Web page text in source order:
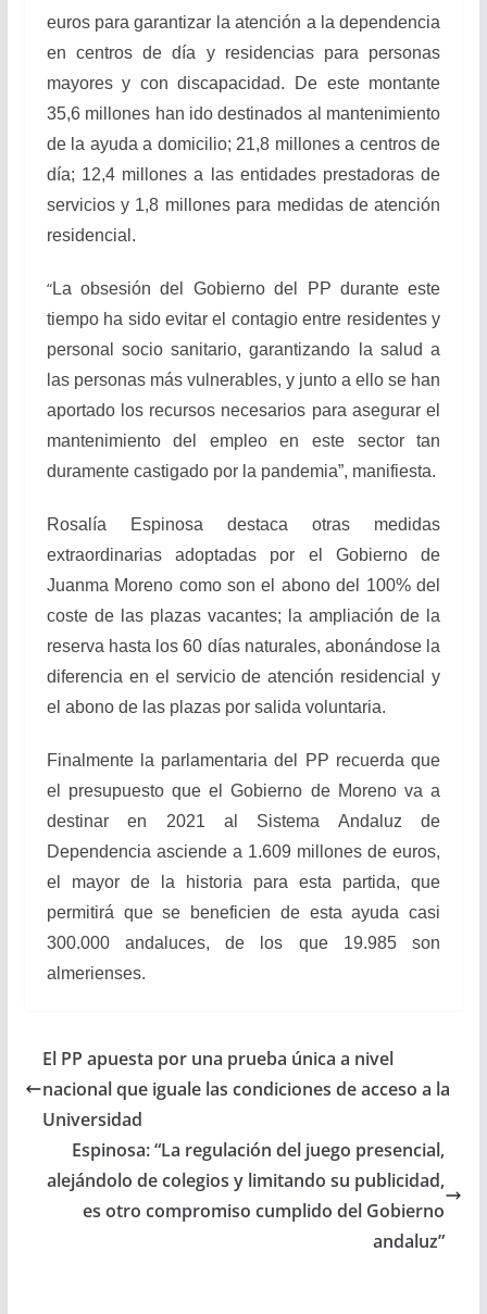
euros para garantizar la atención a la dependencia
en centros de día y residencias para personas
mayores y con discapacidad. De este montante
35,6 millones han ido destinados al mantenimiento
de la ayuda a domicilio; 21,8 millones a centros de
día; 12,4 millones a las entidades prestadoras de
servicios y 1,8 millones para medidas de atención
residencial.
“La obsesión del Gobierno del PP durante este
tiempo ha sido evitar el contagio entre residentes y
personal socio sanitario, garantizando la salud a
las personas más vulnerables, y junto a ello se han
aportado los recursos necesarios para asegurar el
mantenimiento del empleo en este sector tan
duramente castigado por la pandemia”, manifiesta.
Rosalía Espinosa destaca otras medidas
extraordinarias adoptadas por el Gobierno de
Juanma Moreno como son el abono del 100% del
coste de las plazas vacantes; la ampliación de la
reserva hasta los 60 días naturales, abonándose la
diferencia en el servicio de atención residencial y
el abono de las plazas por salida voluntaria.
Finalmente la parlamentaria del PP recuerda que
el presupuesto que el Gobierno de Moreno va a
destinar en 2021 al Sistema Andaluz de
Dependencia asciende a 1.609 millones de euros,
el mayor de la historia para esta partida, que
permitirá que se beneficien de esta ayuda casi
300.000 andaluces, de los que 19.985 son
almerienses.
El PP apuesta por una prueba única a nivel
nacional que iguale las condiciones de acceso a la
Universidad
Espinosa: “La regulación del juego presencial,
alejándolo de colegios y limitando su publicidad,
es otro compromiso cumplido del Gobierno
andaluz”